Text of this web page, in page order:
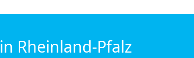
Rheinland-Pfalz